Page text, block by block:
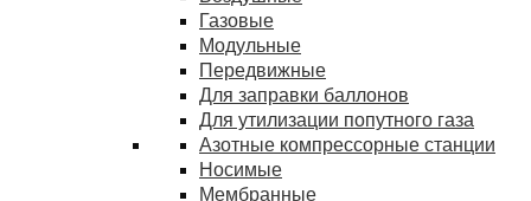
Газовые
Модульные
Передвижные
Для заправки баллонов
Для утилизации попутного газа
Азотные компрессорные станции
Носимые
Мембранные